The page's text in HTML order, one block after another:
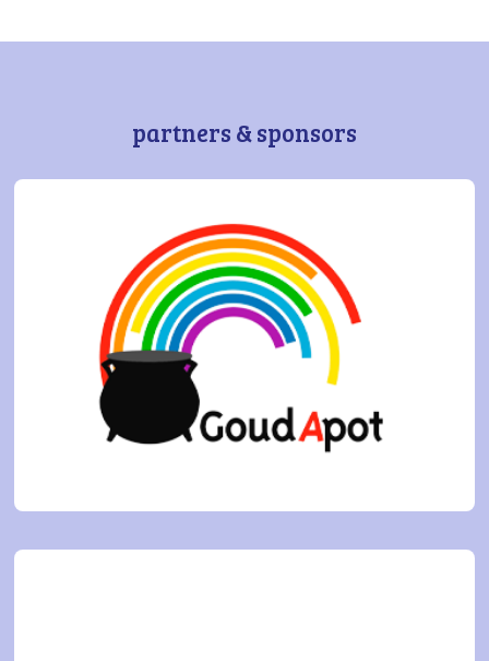
partners & sponsors